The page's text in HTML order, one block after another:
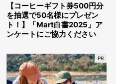
【コーヒーギフト券500円分
を抽選で50名様にプレゼン
ト！】「Mart白書2025」ア
ンケートにご協力ください